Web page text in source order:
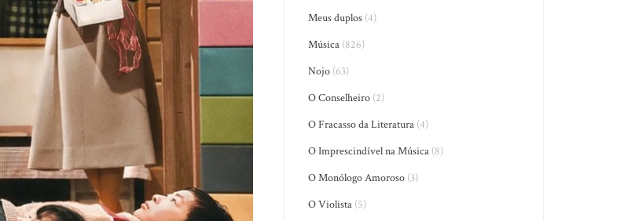
Meus duplos (4)
Música (826)
Nojo (63)
O Conselheiro (2)
O Fracasso da Literatura (4)
O Imprescindível na Música (8)
O Monólogo Amoroso (3)
O Violista (5)